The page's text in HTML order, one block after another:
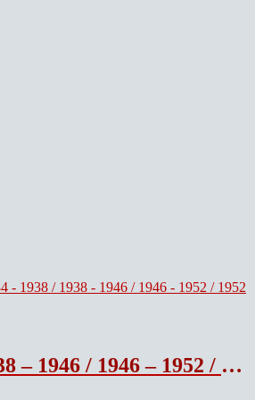
vol 8 Les dernieres Oeuvres.